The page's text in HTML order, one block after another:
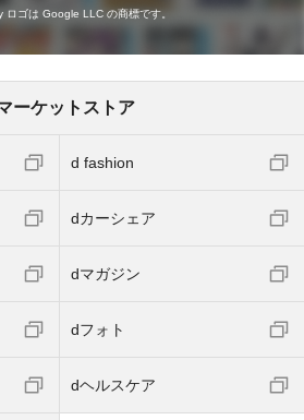
ゴは Google LLC の商標です。
ーケットストア
d fashion
dカーシェア
dマガジン
dフォト
dヘルスケア